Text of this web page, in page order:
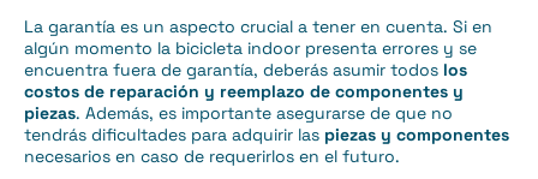
La garantía es un aspecto crucial a tener en cuenta. Si en
algún momento la bicicleta indoor presenta errores y se
encuentra fuera de garantía, deberás asumir todos los
costos de reparación y reemplazo de componentes y
piezas. Además, es importante asegurarse de que no
tendrás dificultades para adquirir las piezas y componentes
necesarios en caso de requerirlos en el futuro.